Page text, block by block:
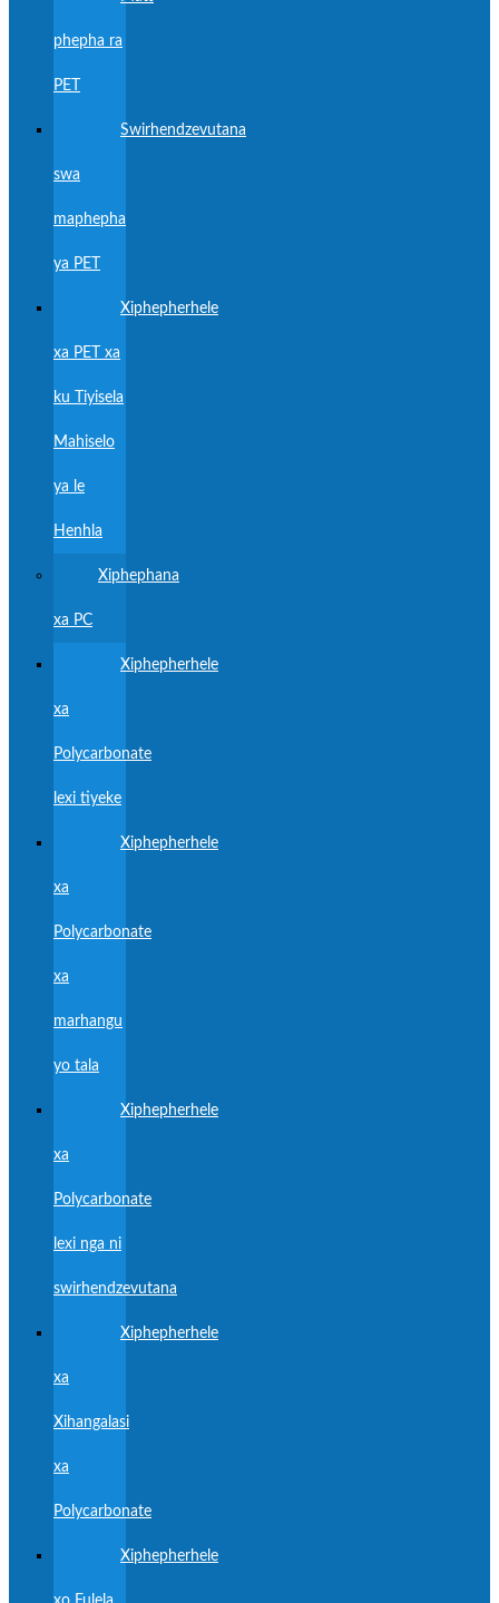
phepha ra
PET
Swirhendzevutana
swa
maphepha
ya PET
Xiphepherhele
xa PET xa
ku Tiyisela
Mahiselo
ya le
Henhla
Xiphephana
xa PC
Xiphepherhele
xa
Polycarbonate
lexi tiyeke
Xiphepherhele
xa
Polycarbonate
xa
marhangu
yo tala
Xiphepherhele
xa
Polycarbonate
lexi nga ni
swirhendzevutana
Xiphepherhele
xa
Xihangalasi
xa
Polycarbonate
Xiphepherhele